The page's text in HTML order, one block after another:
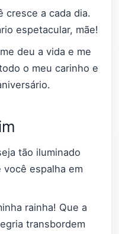
cresce a cada dia.
espetacular, mãe!
deu a vida e me
o meu carinho e
tão iluminado
espalha em
rainha! Que a
transbordem